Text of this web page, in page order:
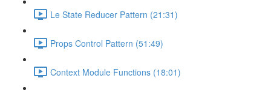
Le State Reducer Pattern (21:31)
Props Control Pattern (51:49)
Context Module Functions (18:01)